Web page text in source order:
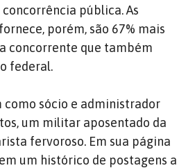
pública. As
porém, são 67% mais
concorrente que também
federal.
como sócio e administrador
um militar aposentado da
fervoroso. Em sua página
um histórico de postagens a